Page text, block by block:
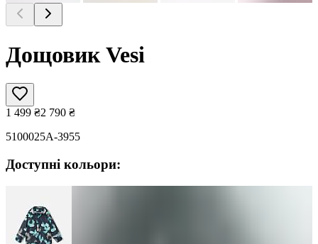
Дощовик Vesi
1 499 ₴2 790 ₴
5100025A-3955
Доступні кольори: